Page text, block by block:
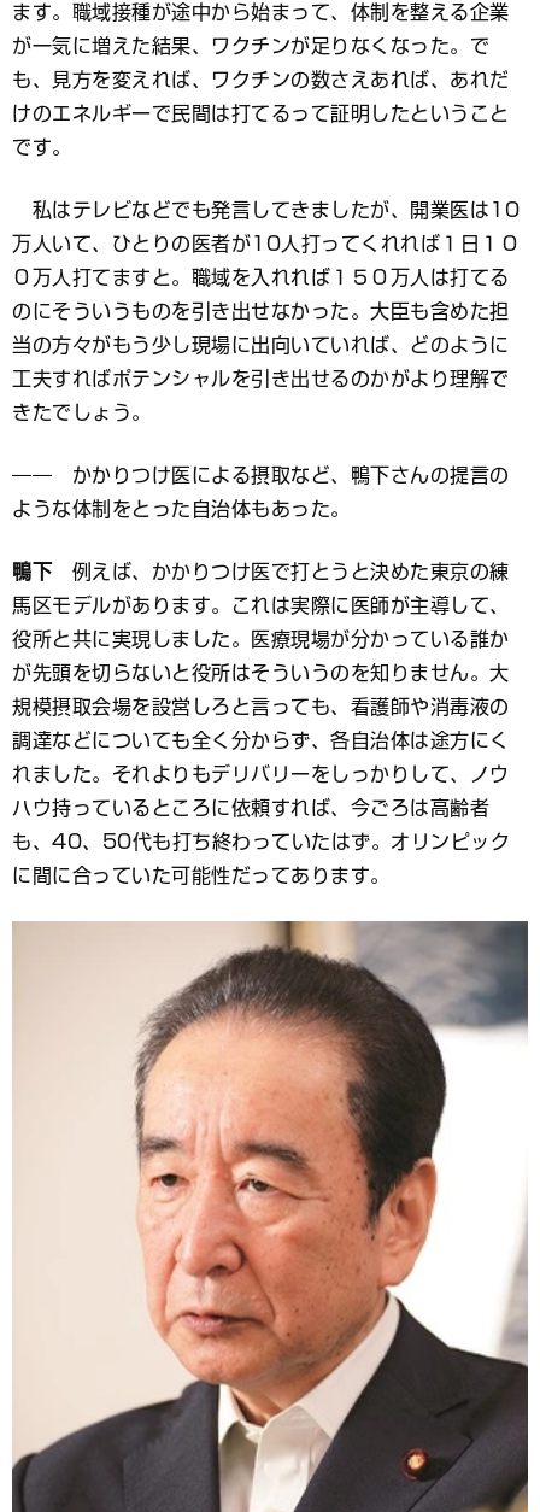
ます。職域接種が途中から始まって、体制を整える企業
が一気に増えた結果、ワクチンが足りなくなった。で
も、見方を変えれば、ワクチンの数さえあれば、あれだ
けのエネルギーで民間は打てるって証明したということ
です。
私はテレビなどでも発言してきましたが、開業医は10
万人いて、ひとりの医者が10人打ってくれれば１日１０
０万人打てますと。職域を入れれば１５０万人は打てる
のにそういうものを引き出せなかった。大臣も含めた担
当の方々がもう少し現場に出向いていれば、どのように
工夫すればポテンシャルを引き出せるのかがより理解で
きたでしょう。
―― かかりつけ医による摂取など、鴨下さんの提言の
ような体制をとった自治体もあった。
鴨下 例えば、かかりつけ医で打とうと決めた東京の練
馬区モデルがあります。これは実際に医師が主導して、
役所と共に実現しました。医療現場が分かっている誰か
が先頭を切らないと役所はそういうのを知りません。大
規模摂取会場を設営しろと言っても、看護師や消毒液の
調達などについても全く分からず、各自治体は途方にく
れました。それよりもデリバリーをしっかりして、ノウ
ハウ持っているところに依頼すれば、今ごろは高齢者
も、40、50代も打ち終わっていたはず。オリンピック
に間に合っていた可能性だってあります。